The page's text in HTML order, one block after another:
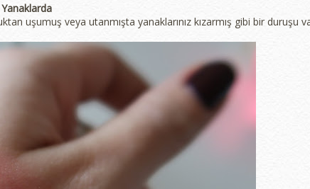
Yanaklarda
uşumuş veya utanmışta yanaklarınız kızarmış gibi bir duruşu